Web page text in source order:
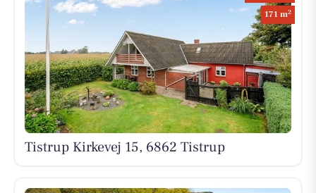
171 m2
Tistrup Kirkevej 15, 6862 Tistrup